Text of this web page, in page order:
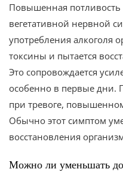
Повышенная
вегетативной нервной
употребления алкоголя
токсины и пытается
Это сопровождается
особенно в первые дни.
при тревоге,
Обычно этот симптом
восстановления
Можно ли уменьшать